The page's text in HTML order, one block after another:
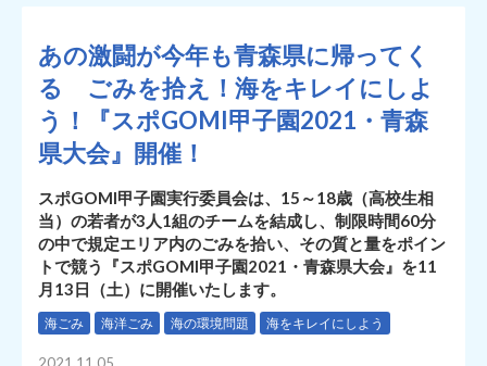
あの激闘が今年も青森県に帰ってく
る ごみを拾え！海をキレイにしよ
う！『スポGOMI甲子園2021・青森
県大会』開催！
スポGOMI甲子園実行委員会は、15～18歳（高校生相
当）の若者が3人1組のチームを結成し、制限時間60分
の中で規定エリア内のごみを拾い、その質と量をポイン
トで競う『スポGOMI甲子園2021・青森県大会』を11
月13日（土）に開催いたします。
海ごみ 海洋ごみ 海の環境問題 海をキレイにしよう